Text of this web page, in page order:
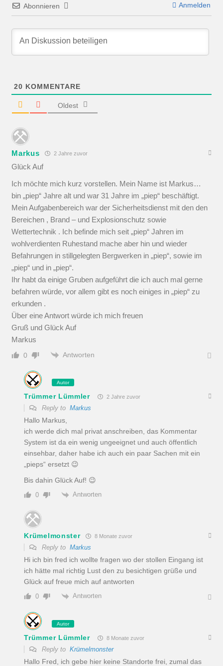
Abonnieren Anmelden
20 KOMMENTARE
Oldest
Markus 2 Jahre zuvor
Glück Auf
Ich möchte mich kurz vorstellen. Mein Name ist Markus…
bin „piep“ Jahre alt und war 31 Jahre im „piep“ beschäftigt.
Mein Aufgabenbereich war der Sicherheitsdienst mit den den
Bereichen , Brand – und Explosionschutz sowie
Wettertechnik . Ich befinde mich seit „piep“ Jahren im
wohlverdienten Ruhestand mache aber hin und wieder
Befahrungen in stillgelegten Bergwerken in „piep“, sowie im
„piep“ und in „piep“.
Ihr habt da einige Gruben aufgeführt die ich auch mal gerne
befahren würde, vor allem gibt es noch einiges in „piep“ zu
erkunden .
Über eine Antwort würde ich mich freuen
Gruß und Glück Auf
Markus
0 Antworten
Autor
Trümmer Lümmler 2 Jahre zuvor
Reply toMarkus
Hallo Markus,
ich werde dich mal privat anschreiben, das Kommentar
System ist da ein wenig ungeeignet und auch öffentlich
einsehbar, daher habe ich auch ein paar Sachen mit ein
„pieps“ ersetzt 😉
Bis dahin Glück Auf! 😉
0 Antworten
Krümelmonster 8 Monate zuvor
Reply toMarkus
Hi ich bin fred ich wollte fragen wo der stollen Eingang ist
ich hätte mal richtig Lust den zu besichtigen grüße und
Glück auf freue mich auf antworten
0 Antworten
Autor
Trümmer Lümmler 8 Monate zuvor
Reply toKrümelmonster
Hallo Fred, ich gebe hier keine Standorte frei, zumal das